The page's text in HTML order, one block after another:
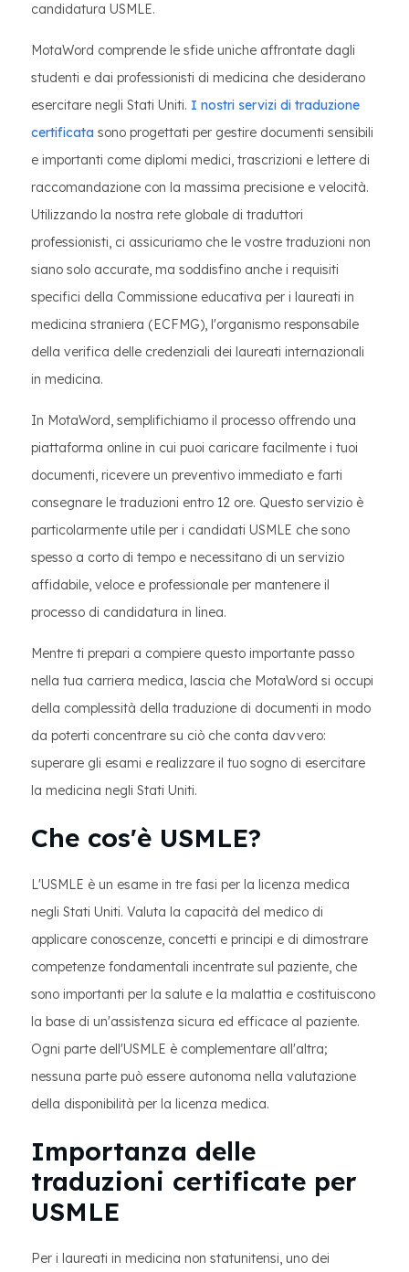
candidatura USMLE.
MotaWord comprende le sfide uniche affrontate dagli
studenti e dai professionisti di medicina che desiderano
esercitare negli Stati Uniti. I nostri servizi di traduzione
certificata sono progettati per gestire documenti sensibili
e importanti come diplomi medici, trascrizioni e lettere di
raccomandazione con la massima precisione e velocità.
Utilizzando la nostra rete globale di traduttori
professionisti, ci assicuriamo che le vostre traduzioni non
siano solo accurate, ma soddisfino anche i requisiti
specifici della Commissione educativa per i laureati in
medicina straniera (ECFMG), l'organismo responsabile
della verifica delle credenziali dei laureati internazionali
in medicina.
In MotaWord, semplifichiamo il processo offrendo una
piattaforma online in cui puoi caricare facilmente i tuoi
documenti, ricevere un preventivo immediato e farti
consegnare le traduzioni entro 12 ore. Questo servizio è
particolarmente utile per i candidati USMLE che sono
spesso a corto di tempo e necessitano di un servizio
affidabile, veloce e professionale per mantenere il
processo di candidatura in linea.
Mentre ti prepari a compiere questo importante passo
nella tua carriera medica, lascia che MotaWord si occupi
della complessità della traduzione di documenti in modo
da poterti concentrare su ciò che conta davvero:
superare gli esami e realizzare il tuo sogno di esercitare
la medicina negli Stati Uniti.
Che cos'è USMLE?
L'USMLE è un esame in tre fasi per la licenza medica
negli Stati Uniti. Valuta la capacità del medico di
applicare conoscenze, concetti e principi e di dimostrare
competenze fondamentali incentrate sul paziente, che
sono importanti per la salute e la malattia e costituiscono
la base di un'assistenza sicura ed efficace al paziente.
Ogni parte dell'USMLE è complementare all'altra;
nessuna parte può essere autonoma nella valutazione
della disponibilità per la licenza medica.
Importanza delle
traduzioni certificate per
USMLE
Per i laureati in medicina non statunitensi, uno dei